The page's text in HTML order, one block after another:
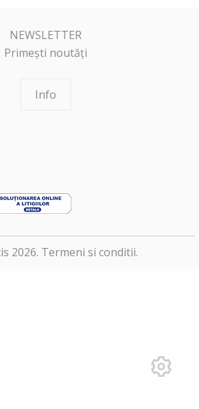
NEWSLETTER
Primești noutăți
Info
2026. Termeni si conditii.